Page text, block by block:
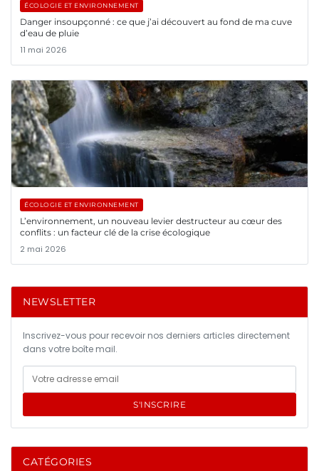
ÉCOLOGIE ET ENVIRONNEMENT
Danger insoupçonné : ce que j’ai découvert au fond de ma cuve
d’eau de pluie
11 mai 2026
ÉCOLOGIE ET ENVIRONNEMENT
L’environnement, un nouveau levier destructeur au cœur des
conflits : un facteur clé de la crise écologique
2 mai 2026
NEWSLETTER
Inscrivez-vous pour recevoir nos derniers articles directement
dans votre boîte mail.
S'INSCRIRE
CATÉGORIES